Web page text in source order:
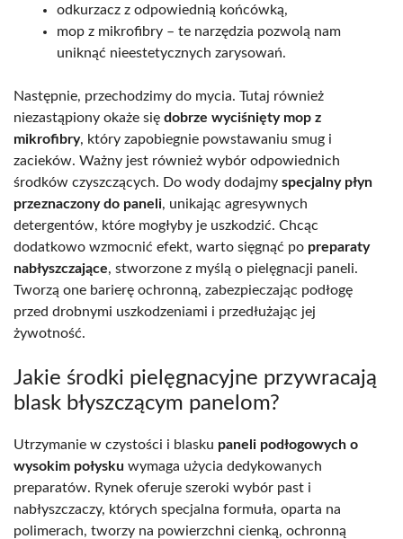
odkurzacz z odpowiednią końcówką,
mop z mikrofibry – te narzędzia pozwolą nam
uniknąć nieestetycznych zarysowań.
Następnie, przechodzimy do mycia. Tutaj również
niezastąpiony okaże się dobrze wyciśnięty mop z
mikrofibry, który zapobiegnie powstawaniu smug i
zacieków. Ważny jest również wybór odpowiednich
środków czyszczących. Do wody dodajmy specjalny płyn
przeznaczony do paneli, unikając agresywnych
detergentów, które mogłyby je uszkodzić. Chcąc
dodatkowo wzmocnić efekt, warto sięgnąć po preparaty
nabłyszczające, stworzone z myślą o pielęgnacji paneli.
Tworzą one barierę ochronną, zabezpieczając podłogę
przed drobnymi uszkodzeniami i przedłużając jej
żywotność.
Jakie środki pielęgnacyjne przywracają
blask błyszczącym panelom?
Utrzymanie w czystości i blasku paneli podłogowych o
wysokim połysku wymaga użycia dedykowanych
preparatów. Rynek oferuje szeroki wybór past i
nabłyszczaczy, których specjalna formuła, oparta na
polimerach, tworzy na powierzchni cienką, ochronną